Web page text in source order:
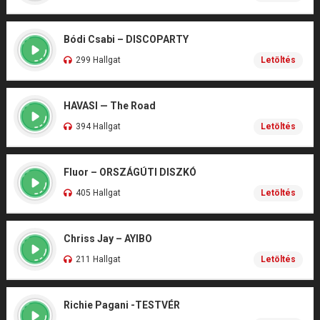
Bódi Csabi – DISCOPARTY
299 Hallgat Letöltés
HAVASI — The Road
394 Hallgat Letöltés
Fluor – ORSZÁGÚTI DISZKÓ
405 Hallgat Letöltés
Chriss Jay – AYIBO
211 Hallgat Letöltés
Richie Pagani -TESTVÉR